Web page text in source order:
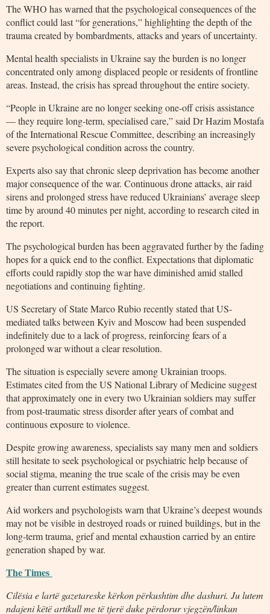
The WHO has warned that the psychological consequences of the
conflict could last “for generations,” highlighting the depth of the
trauma created by bombardments, attacks and years of uncertainty.
Mental health specialists in Ukraine say the burden is no longer
concentrated only among displaced people or residents of frontline
areas. Instead, the crisis has spread throughout the entire society.
“People in Ukraine are no longer seeking one-off crisis assistance
— they require long-term, specialised care,” said Dr Hazim Mostafa
of the International Rescue Committee, describing an increasingly
severe psychological condition across the country.
Experts also say that chronic sleep deprivation has become another
major consequence of the war. Continuous drone attacks, air raid
sirens and prolonged stress have reduced Ukrainians’ average sleep
time by around 40 minutes per night, according to research cited in
the report.
The psychological burden has been aggravated further by the fading
hopes for a quick end to the conflict. Expectations that diplomatic
efforts could rapidly stop the war have diminished amid stalled
negotiations and continuing fighting.
US Secretary of State Marco Rubio recently stated that US-
mediated talks between Kyiv and Moscow had been suspended
indefinitely due to a lack of progress, reinforcing fears of a
prolonged war without a clear resolution.
The situation is especially severe among Ukrainian troops.
Estimates cited from the US National Library of Medicine suggest
that approximately one in every two Ukrainian soldiers may suffer
from post-traumatic stress disorder after years of combat and
continuous exposure to violence.
Despite growing awareness, specialists say many men and soldiers
still hesitate to seek psychological or psychiatric help because of
social stigma, meaning the true scale of the crisis may be even
greater than current estimates suggest.
Aid workers and psychologists warn that Ukraine’s deepest wounds
may not be visible in destroyed roads or ruined buildings, but in the
long-term trauma, grief and mental exhaustion carried by an entire
generation shaped by war.
The Times
Cilësia e lartë gazetareske kërkon përkushtim dhe dashuri. Ju lutem
ndajeni këtë artikull me të tjerë duke përdorur vjegzën/linkun